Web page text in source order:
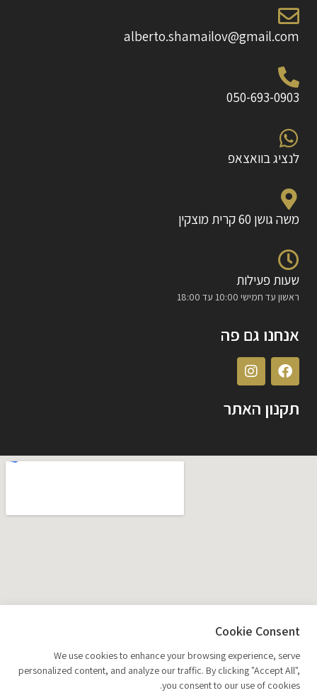
alberto.shamailov@gmail.com
050-693-0903
לנציג בוואצאפ
משה גושן 60 קרית מוצקין
שעות פעילות
ראשון עד חמישי 10:00 עד 18:00
אנחנו גם פה
תקנון האתר
Cookie Consent
We use cookies to enhance your browsing experience, serve
personalized content, and analyze our traffic. By clicking "Accept All",
you consent to our use of cookies.